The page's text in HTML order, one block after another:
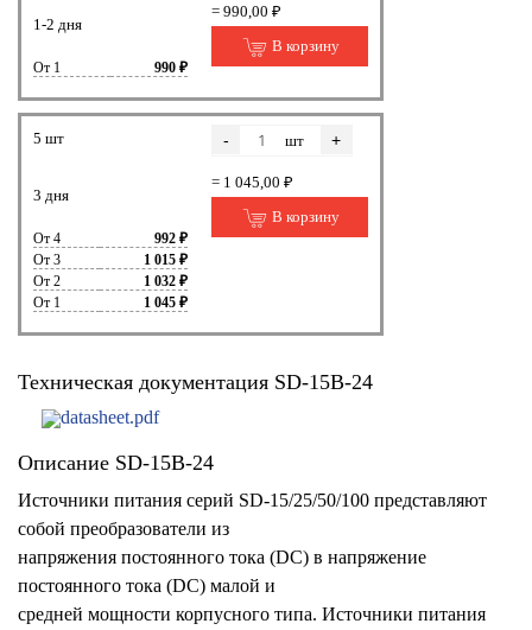
1-2 дня
От 1 990 ₽
= 990,00 ₽
В корзину
5 шт
3 дня
От 4
992 ₽
От 3
1 015 ₽
От 2
1 032 ₽
От 1
1 045 ₽
- шт +
= 1 045,00 ₽
В корзину
Техническая документация SD-15B-24
datasheet.pdf
Описание SD-15B-24
Источники питания серий SD-15/25/50/100 представляют
собой преобразователи из
напряжения постоянного тока (DC) в напряжение
постоянного тока (DC) малой и
средней мощности корпусного типа. Источники питания